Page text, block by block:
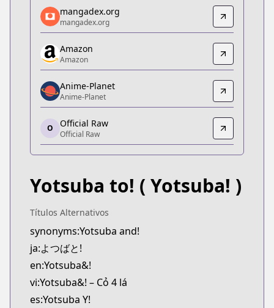
mangadex.org
mangadex.org
https://mangadex.org/title/58be6aa6-06cb-4ca5-
Amazon
Amazon
https://www.amazon.co.jp/dp/4048690663/
Anime-Planet
Anime-Planet
https://www.anime-planet.com/manga/yotsuba
Official Raw
Official Raw
Kitsu
https://kitsu.app/manga/272
CDJapan
CDJapan
https://www.anime-planet.com/manga/https://
MangaUpdates
MangaUpdates
https://www.mangaupdates.com/series.html?id=5
mangadex.org
mangadex.org
Amazon
Amazon
Anime-Planet
Anime-Planet
O Official Raw
Official Raw
Yotsuba to! ( Yotsuba! )
Títulos Alternativos
synonyms:Yotsuba and!
ja:よつばと!
en:Yotsuba&!
vi:Yotsuba&! – Cỏ 4 lá
es:Yotsuba Y!